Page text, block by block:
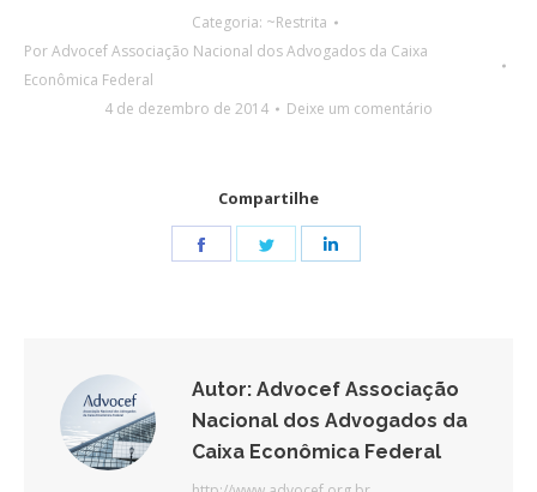
Categoria: ~Restrita
PorAdvocef Associação Nacional dos Advogados da Caixa
Econômica Federal
4 de dezembro de 2014
Deixe um comentário
Compartilhe
Share
Share
Autor: Advocef Associação
Nacional dos Advogados da
Caixa Econômica Federal